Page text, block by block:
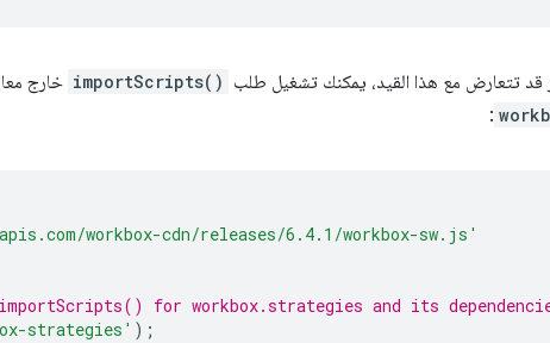
قد تتعارض مع هذا القيد، يمكنك تشغيل طلب importScripts() خارج
:
workbox-cdn/releases/6.4.1/workbox-sw.js'
for workbox.strategies and its
strategies' );